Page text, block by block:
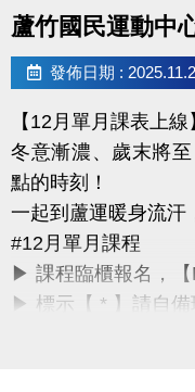
所有資訊以中心公
祝大家 2026 開運動
蘆竹國民運動中
發佈日期 :
【12月單月課表上線
冬意漸濃、歲末將
點的時刻！
一起到蘆運暖身流汗
#12月單月課程
▶ 課程臨櫃報名，【
▶ 標示【 * 】請自備
▶ 上課請穿著運動